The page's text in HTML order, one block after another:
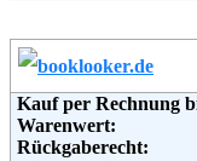
Soziale Kanäle:
Weiterführende
Informationen:
Kauf per Rechnung
Warenwert:
Rückgaberecht: